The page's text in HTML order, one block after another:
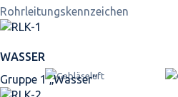
Rohrleitungskennzeichen
WASSER
Gruppe 1 „Wasser“